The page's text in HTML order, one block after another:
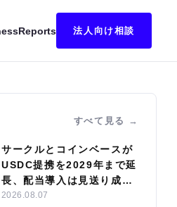
Reports 法人向け相談
すべて見る
サークルとコインベースが
USDC提携を2029年まで延
長、配当導入は見送り成長
投資を優先
2026.08.07